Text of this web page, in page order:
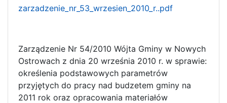
zarzadzenie_nr_53_wrzesien_2010_r..pdf
Zarządzenie Nr 54/2010 Wójta Gminy w Nowych
Ostrowach z dnia 20 września 2010 r. w sprawie:
określenia podstawowych parametrów
przyjętych do pracy nad budzetem gminy na
2011 rok oraz opracowania materiałów